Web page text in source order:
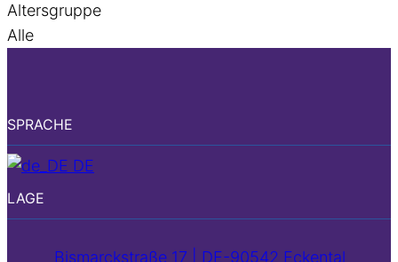
Altersgruppe
Alle
SPRACHE
DE
LAGE
Bismarckstraße 17 | DE-90542 Eckental